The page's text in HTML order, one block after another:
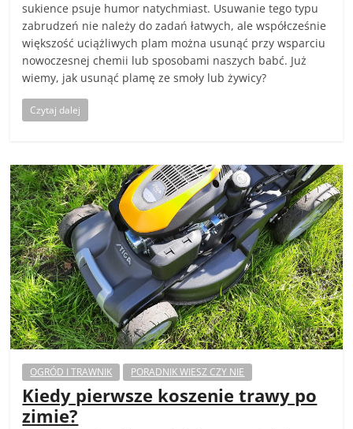
sukience psuje humor natychmiast. Usuwanie tego typu
zabrudzeń nie należy do zadań łatwych, ale współcześnie
większość uciążliwych plam można usunąć przy wsparciu
nowoczesnej chemii lub sposobami naszych babć. Już
wiemy, jak usunąć plamę ze smoły lub żywicy?
Czytaj dalej
OGRÓD I TRAWNIK PORADNIK WIESZ CZY NIE
Kiedy pierwsze koszenie trawy po
zimie?